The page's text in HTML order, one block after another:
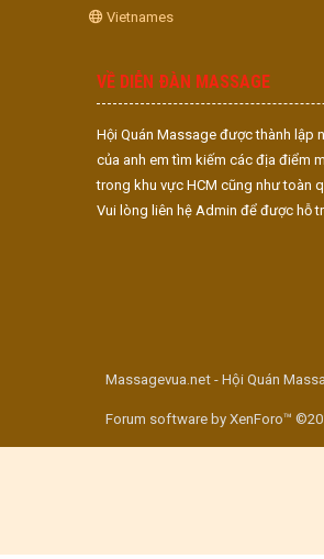
Vietnames
VỀ DIỄN ĐÀN MASSAGE
Hội Quán Massage được thành lập
của anh em tìm kiếm các địa điểm
trong khu vực HCM cũng như toàn
Vui lòng liên hệ Admin để được hỗ
Massagevua.net - Hội Quán
Forum software by XenForo™